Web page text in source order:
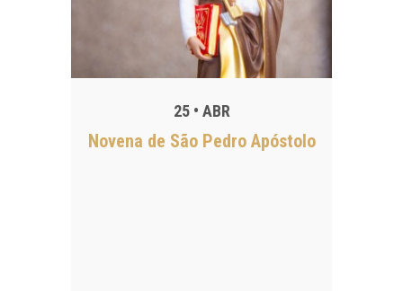
25 • ABR
Novena de São Pedro Apóstolo